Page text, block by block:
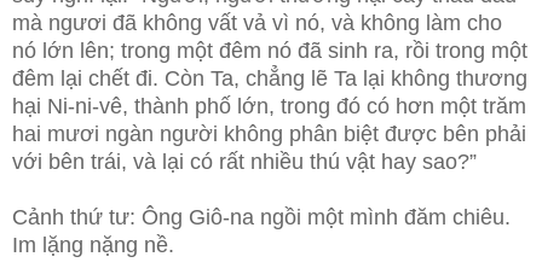
mà ngươi đã không vất vả vì nó, và không làm cho
nó lớn lên; trong một đêm nó đã sinh ra, rồi trong một
đêm lại chết đi. Còn Ta, chẳng lẽ Ta lại không thương
hại Ni-ni-vê, thành phố lớn, trong đó có hơn một trăm
hai mươi ngàn người không phân biệt được bên phải
với bên trái, và lại có rất nhiều thú vật hay sao?”
Cảnh thứ tư: Ông Giô-na ngồi một mình đăm chiêu.
Im lặng nặng nề.